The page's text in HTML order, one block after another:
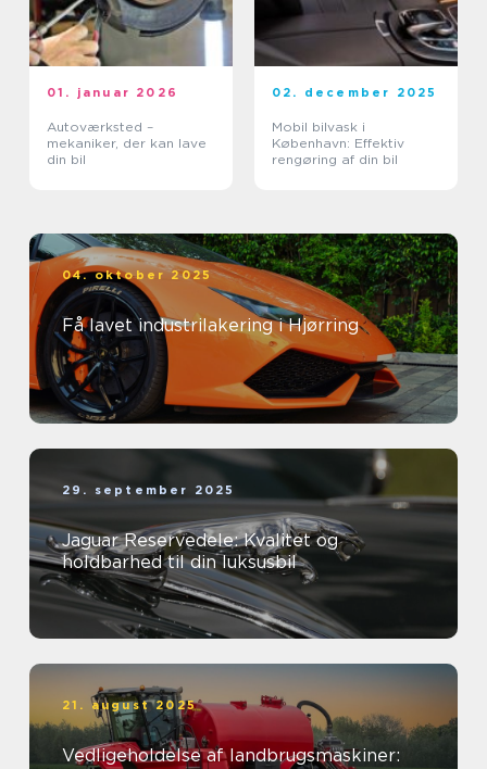
01. januar 2026
Autoværksted –
mekaniker, der kan lave
din bil
02. december 2025
Mobil bilvask i
København: Effektiv
rengøring af din bil
04. oktober 2025
Få lavet industrilakering i Hjørring
29. september 2025
Jaguar Reservedele: Kvalitet og
holdbarhed til din luksusbil
21. august 2025
Vedligeholdelse af landbrugsmaskiner: